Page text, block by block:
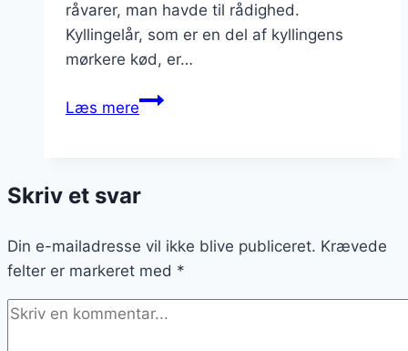
råvarer, man havde til rådighed.
Kyllingelår, som er en del af kyllingens
mørkere kød, er…
Læs mereKyllingelår
løg
balsamico
Skriv et svar
Din e-mailadresse vil ikke blive publiceret. Krævede
felter er markeret med *